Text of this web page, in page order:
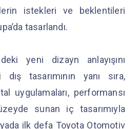
istekleri ve beklentileri
tasarlandı.
yeni dizayn anlayışını
tasarımının yanı sıra,
uygulamaları, performansı
sunan iç tasarımıyla
ilk defa Toyota Otomotiv